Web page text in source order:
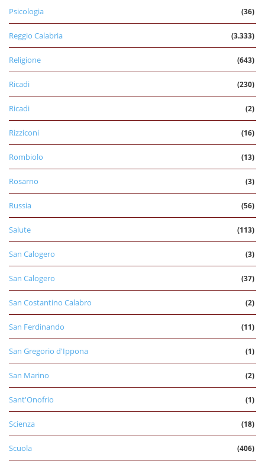
Psicologia (36)
Reggio Calabria (3.333)
Religione (643)
Ricadi (230)
Ricadi (2)
Rizziconi (16)
Rombiolo (13)
Rosarno (3)
Russia (56)
Salute (113)
San Calogero (3)
San Calogero (37)
San Costantino Calabro (2)
San Ferdinando (11)
San Gregorio d'Ippona (1)
San Marino (2)
Sant'Onofrio (1)
Scienza (18)
Scuola (406)